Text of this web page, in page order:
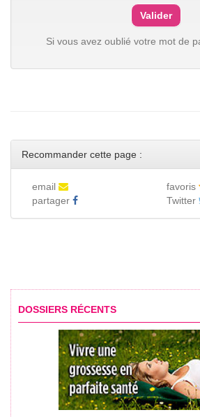
Si vous avez oublié votre mot de
Recommander cette page :
email
favoris
partager
Twitter
DOSSIERS RÉCENTS